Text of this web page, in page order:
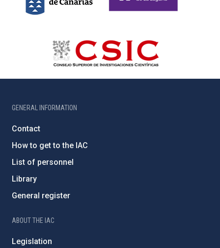
GENERAL INFORMATION
Contact
How to get to the IAC
List of personnel
Library
General register
ABOUT THE IAC
Legislation